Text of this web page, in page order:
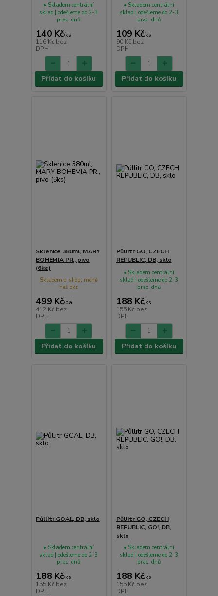
140 Kč/ks
116 Kč bez
DPH
• Skladem centrální
sklad | odešleme do 2-3
prac. dnů
Přidat do košíku
109 Kč/ks
90 Kč bez
DPH
• Skladem centrální
sklad | odešleme do 2-3
prac. dnů
Přidat do košíku
Sklenice 380ml, MARY
BOHEMIA PR., pivo
(6ks)
499 Kč/bal
412 Kč bez
DPH
Skladem e-shop, méně
než 5ks
Přidat do košíku
Půllitr GO, CZECH
REPUBLIC, DB, sklo
188 Kč/ks
155 Kč bez
DPH
• Skladem centrální
sklad | odešleme do 2-3
prac. dnů
Přidat do košíku
Půllitr GOAL, DB, sklo
188 Kč/ks
155 Kč bez
DPH
• Skladem centrální
sklad | odešleme do 2-3
prac. dnů
Půllitr GO, CZECH
REPUBLIC, GO!, DB,
sklo
188 Kč/ks
155 Kč bez
DPH
• Skladem centrální
sklad | odešleme do 2-3
prac. dnů